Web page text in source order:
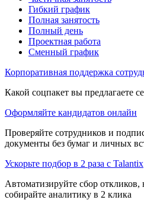
Гибкий график
Полная занятость
Полный день
Проектная работа
Сменный график
Корпоративная поддержка
Какой соцпакет вы предлагаете
Оформляйте кандидатов онлайн
Проверяйте сотрудников и
документы без бумаг и личных
Ускорьте подбор в 2 раза с Talantix
Автоматизируйте сбор откликов,
собирайте аналитику в 2 клика